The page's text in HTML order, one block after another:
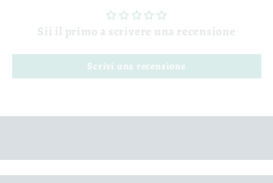
Sii il primo a scrivere una recensione
Scrivi una recensione